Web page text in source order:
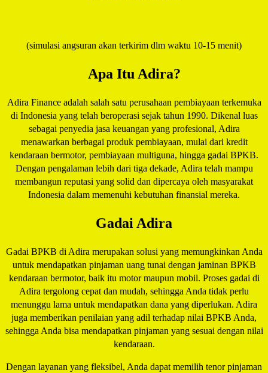
(simulasi angsuran akan terkirim dlm waktu 10-15 menit)
Apa Itu Adira?
Adira Finance adalah salah satu perusahaan pembiayaan terkemuka
di Indonesia yang telah beroperasi sejak tahun 1990. Dikenal luas
sebagai penyedia jasa keuangan yang profesional, Adira
menawarkan berbagai produk pembiayaan, mulai dari kredit
kendaraan bermotor, pembiayaan multiguna, hingga gadai BPKB.
Dengan pengalaman lebih dari tiga dekade, Adira telah mampu
membangun reputasi yang solid dan dipercaya oleh masyarakat
Indonesia dalam memenuhi kebutuhan finansial mereka.
Gadai Adira
Gadai BPKB di Adira merupakan solusi yang memungkinkan Anda
untuk mendapatkan pinjaman uang tunai dengan jaminan BPKB
kendaraan bermotor, baik itu motor maupun mobil. Proses gadai di
Adira tergolong cepat dan mudah, sehingga Anda tidak perlu
menunggu lama untuk mendapatkan dana yang diperlukan. Adira
juga memberikan penilaian yang adil terhadap nilai BPKB Anda,
sehingga Anda bisa mendapatkan pinjaman yang sesuai dengan nilai
kendaraan.
Dengan layanan yang fleksibel, Anda dapat memilih tenor pinjaman